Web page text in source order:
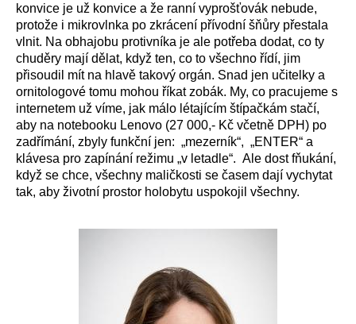
konvice je už konvice a že ranní vyprošťovák nebude,
protože i mikrovlnka po zkrácení přívodní šňůry přestala
vlnit. Na obhajobu protivníka je ale potřeba dodat, co ty
chuděry mají dělat, když ten, co to všechno řídí, jim
přisoudil mít na hlavě takový orgán. Snad jen učitelky a
ornitologové tomu mohou říkat zobák. My, co pracujeme s
internetem už víme, jak málo létajícím štípačkám stačí,
aby na notebooku Lenovo (27 000,- Kč včetně DPH) po
zadřímání, zbyly funkční jen: „mezerník“, „ENTER“ a
klávesa pro zapínání režimu „v letadle“. Ale dost fňukání,
když se chce, všechny maličkosti se časem dají vychytat
tak, aby životní prostor holobytu uspokojil všechny.